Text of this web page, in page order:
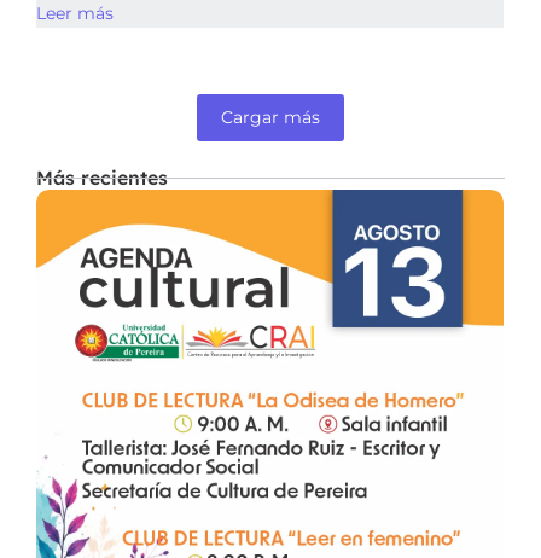
Leer más
Cargar más
Más recientes